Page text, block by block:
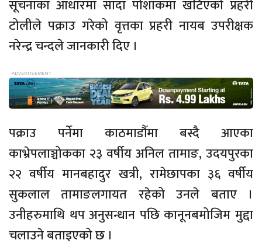
सूचनाका आधारमा सादा पोशाकमा खटिएको प्रहरी
टोलीले पक्राउ गरेको वृत्तका प्रहरी नायब उपरीक्षक
नरेन्द्र चन्दले जानकारी दिए ।
पक्राउ पर्नेमा काठमाडौँमा बस्दै आएका
काभ्रेपलाञ्चोकका २३ वर्षीय अनिल तामाङ, उदयपुरका
२२ वर्षीय मानबहादुर खत्री, रामेछापका ३६ वर्षीय
सुकलाल तामाङलगायत रहेको उनले बताए ।
उनीहरुमाथि थप अनुसन्धान पछि कानूनबमोजिम मुद्दा
चलाउने बताइएको छ ।